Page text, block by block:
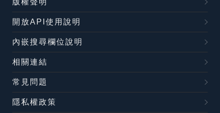
版權聲明
開放API使用說明
內嵌搜尋欄位說明
相關連結
常見問題
隱私權政策